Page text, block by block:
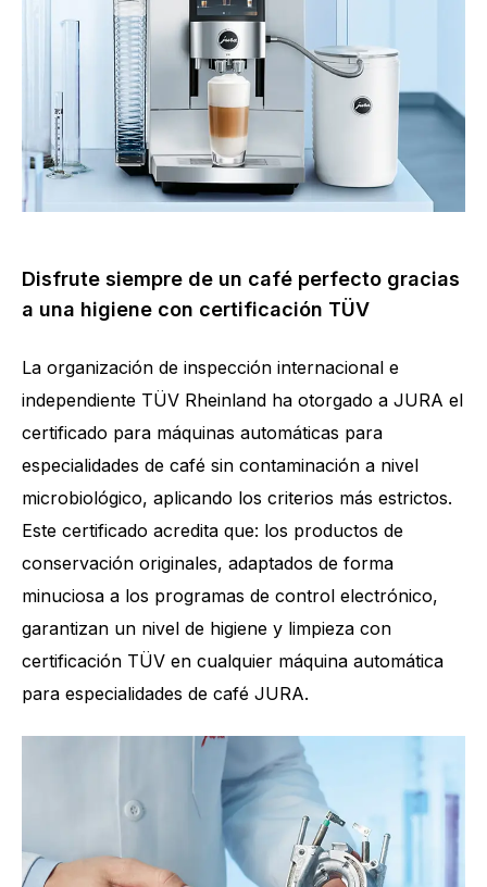
Disfrute siempre de un café perfecto gracias
a una higiene con certificación TÜV
La organización de inspección internacional e
independiente TÜV Rheinland ha otorgado a JURA el
certificado para máquinas automáticas para
especialidades de café sin contaminación a nivel
microbiológico, aplicando los criterios más estrictos.
Este certificado acredita que: los productos de
conservación originales, adaptados de forma
minuciosa a los programas de control electrónico,
garantizan un nivel de higiene y limpieza con
certificación TÜV en cualquier máquina automática
para especialidades de café JURA.